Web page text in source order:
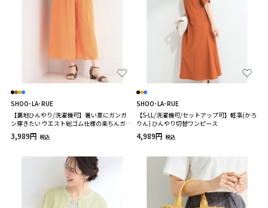
SHOO･LA･RUE
【裏地ひんやり/洗濯機可】暑い夏にガンガ
ン穿きたい ウエスト総ゴム仕様の楽ちんガウ
チョパンツ
3,989円 税込
SHOO･LA･RUE
【S-LL/洗濯機可/セットアップ可】軽凛(かろ
りん) ひんやり切替ワンピース
4,989円 税込